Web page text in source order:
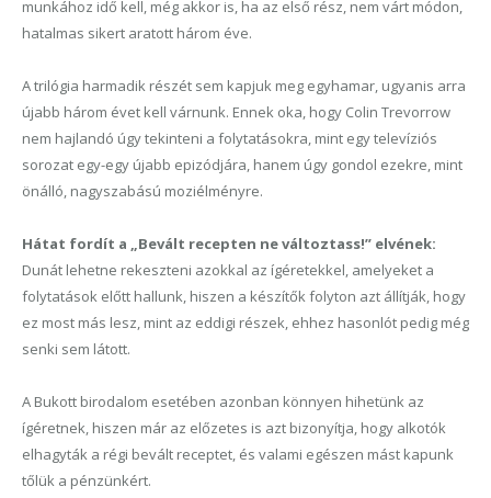
munkához idő kell, még akkor is, ha az első rész, nem várt módon,
hatalmas sikert aratott három éve.
A trilógia harmadik részét sem kapjuk meg egyhamar, ugyanis arra
újabb három évet kell várnunk. Ennek oka, hogy Colin Trevorrow
nem hajlandó úgy tekinteni a folytatásokra, mint egy televíziós
sorozat egy-egy újabb epizódjára, hanem úgy gondol ezekre, mint
önálló, nagyszabású moziélményre.
Hátat fordít a „Bevált recepten ne változtass!” elvének:
Dunát lehetne rekeszteni azokkal az ígéretekkel, amelyeket a
folytatások előtt hallunk, hiszen a készítők folyton azt állítják, hogy
ez most más lesz, mint az eddigi részek, ehhez hasonlót pedig még
senki sem látott.
A Bukott birodalom esetében azonban könnyen hihetünk az
ígéretnek, hiszen már az előzetes is azt bizonyítja, hogy alkotók
elhagyták a régi bevált receptet, és valami egészen mást kapunk
tőlük a pénzünkért.